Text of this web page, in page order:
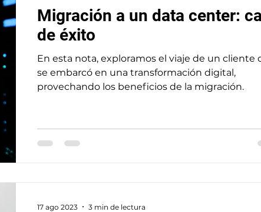
Migración a un data center:
de éxito
En esta nota, exploramos el viaje de un cliente
se embarcó en una transformación digital,
provechando los beneficios de la migración.
17 ago 2023 3 min de lectura